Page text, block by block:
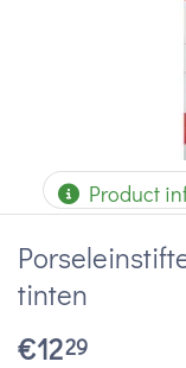
Product
tinten
€1229